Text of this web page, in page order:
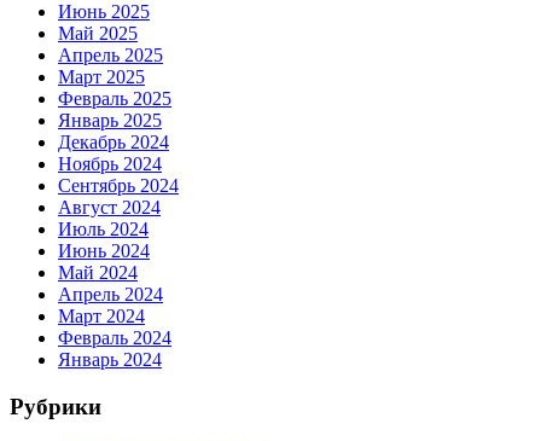
Июнь 2025
Май 2025
Апрель 2025
Март 2025
Февраль 2025
Январь 2025
Декабрь 2024
Ноябрь 2024
Сентябрь 2024
Август 2024
Июль 2024
Июнь 2024
Май 2024
Апрель 2024
Март 2024
Февраль 2024
Январь 2024
Рубрики